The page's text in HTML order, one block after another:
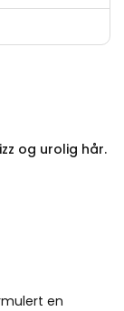
og urolig hår.
en